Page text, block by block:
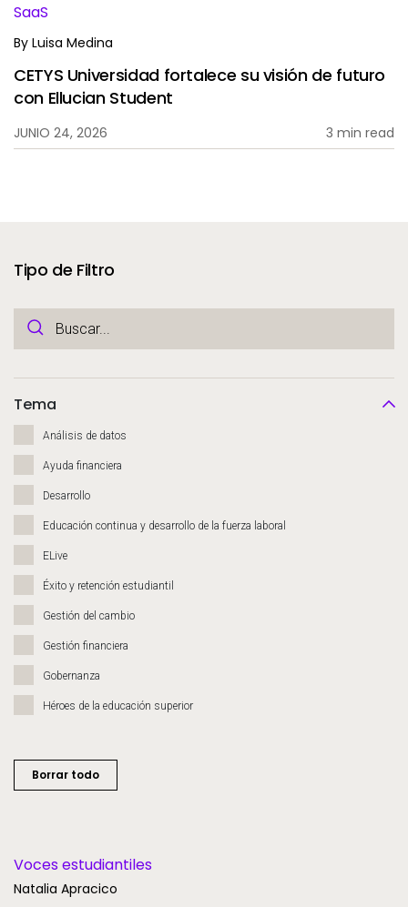
SaaS
By Luisa Medina
CETYS Universidad fortalece su visión de futuro
con Ellucian Student
JUNIO 24, 2026 3 min read
Tipo de Filtro
Tema
Análisis de datos
Ayuda financiera
Desarrollo
Educación continua y desarrollo de la fuerza laboral
ELive
Éxito y retención estudiantil
Gestión del cambio
Gestión financiera
Gobernanza
Héroes de la educación superior
Recursos humanos
Borrar todo
Voces estudiantiles
Natalia Apracico